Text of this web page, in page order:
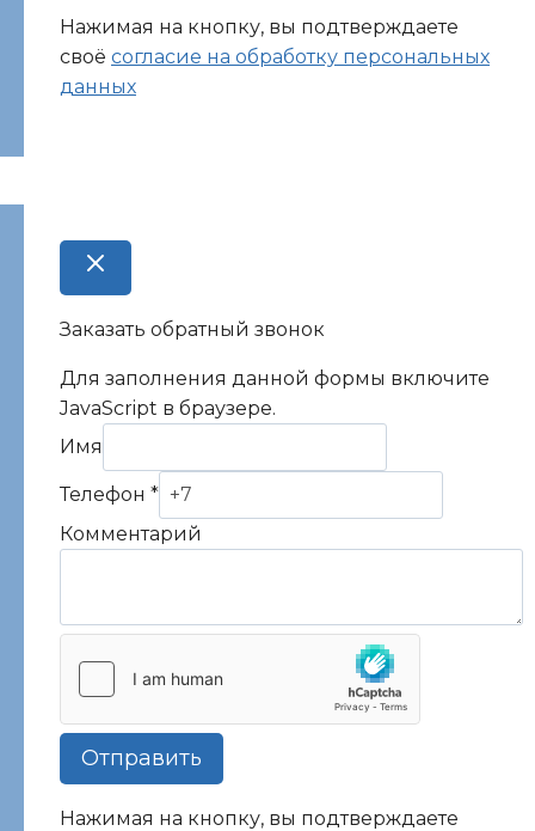
Нажимая на кнопку, вы подтверждаете
своё согласие на обработку персональных
данных
Заказать обратный звонок
Для заполнения данной формы включите
JavaScript в браузере.
Комментарий
Телефон
Имя
Телефон *
Комментарий
Отправить
Нажимая на кнопку, вы подтверждаете